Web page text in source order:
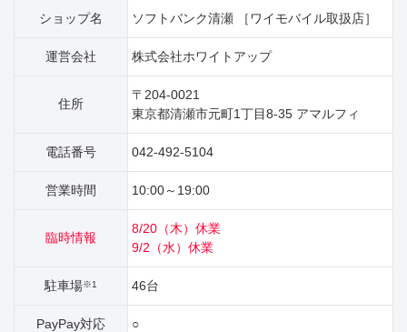
ショップ名 ソフトバンク清瀬 ［ワイモバイル取扱店］
運営会社 株式会社ホワイトアップ
住所
〒204-0021
東京都清瀬市元町1丁目8‐35 アマルフィ
電話番号 042-492-5104
営業時間 10:00～19:00
臨時情報
8/20（木）休業
9/2（水）休業
駐車場※1 46台
PayPay対応 ○